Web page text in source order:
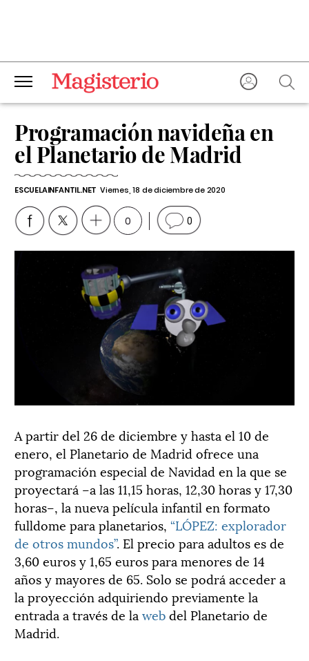
Programación navideña en
el Planetario de Madrid
ESCUELAINFANTIL.NET Viernes, 18 de diciembre de 2020
0 0
A partir del 26 de diciembre y hasta el 10 de
enero, el Planetario de Madrid ofrece una
programación especial de Navidad en la que se
proyectará –a las 11,15 horas, 12,30 horas y 17,30
horas–, la nueva película infantil en formato
fulldome para planetarios, “LÓPEZ: explorador
de otros mundos”. El precio para adultos es de
3,60 euros y 1,65 euros para menores de 14
años y mayores de 65. Solo se podrá acceder a
la proyección adquiriendo previamente la
entrada a través de lawebdel Planetario de
Madrid.